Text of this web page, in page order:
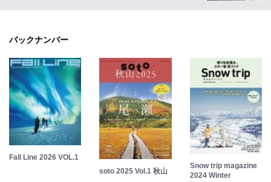
バックナンバー
Fall Line 2026 VOL.1
soto 2025 Vol.1 秋山
Snow trip magazine
2024 Winter